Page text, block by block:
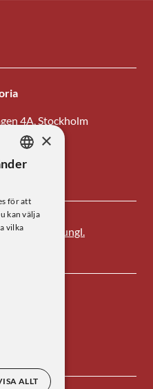
4A, Stockholm
är ett av
Kungl.
SWEDISH
×
för att
kan välja
vilka
ALLT